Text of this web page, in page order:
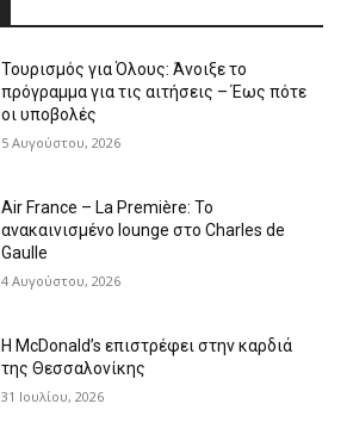
Τουρισμός για Όλους: Άνοιξε το
πρόγραμμα για τις αιτήσεις – Έως πότε
οι υποβολές
5 Αυγούστου, 2026
Air France – La Première: Το
ανακαινισμένο lounge στο Charles de
Gaulle
4 Αυγούστου, 2026
Η McDonald’s επιστρέφει στην καρδιά
της Θεσσαλονίκης
31 Ιουλίου, 2026